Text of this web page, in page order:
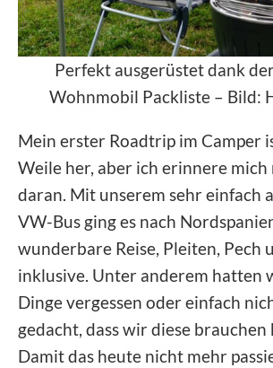
Perfekt ausgerüstet dank
Wohnmobil Packliste – Bild:
Mein erster Roadtrip im Camper
Weile her, aber ich erinnere mich
daran. Mit unserem sehr einfach
VW-Bus ging es nach
wunderbare Reise, Pleiten, Pech
inklusive. Unter anderem hatten
Dinge vergessen oder einfach
gedacht, dass wir diese brauchen
Damit das heute nicht mehr